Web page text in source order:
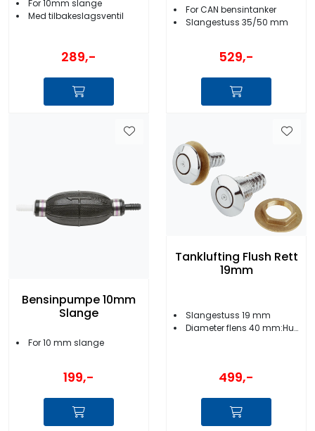
For 10mm slange
Med tilbakeslagsventil
289,-
For CAN bensintanker
Slangestuss 35/50 mm
529,-
Bensinpumpe 10mm
Slange
For 10 mm slange
199,-
Tanklufting Flush Rett
19mm
Slangestuss 19 mm
Diameter flens 40 mm:Hulldiameter 21 mm
499,-